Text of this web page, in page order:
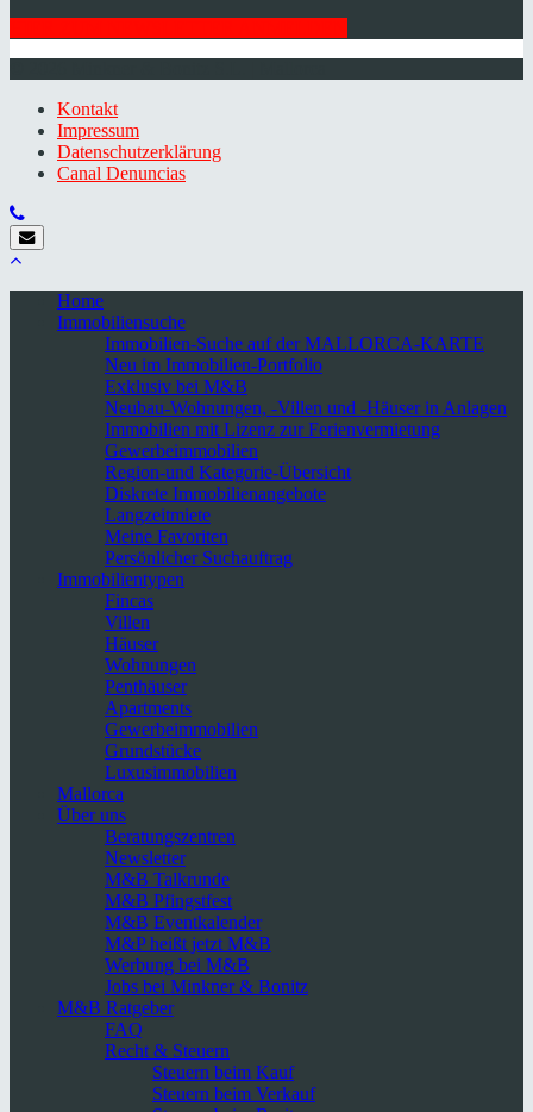
Kontakt
Impressum
Datenschutzerklärung
Canal Denuncias
Home
Immobiliensuche
Immobilien-Suche auf der MALLORCA-KARTE
Neu im Immobilien-Portfolio
Exklusiv bei M&B
Neubau-Wohnungen, -Villen und -Häuser in Anlagen
Immobilien mit Lizenz zur Ferienvermietung
Gewerbeimmobilien
Region-und Kategorie-Übersicht
Diskrete Immobilienangebote
Langzeitmiete
Meine Favoriten
Persönlicher Suchauftrag
Immobilientypen
Fincas
Villen
Häuser
Wohnungen
Penthäuser
Apartments
Gewerbeimmobilien
Grundstücke
Luxusimmobilien
Mallorca
Über uns
Beratungszentren
Newsletter
M&B Talkrunde
M&B Pfingstfest
M&B Eventkalender
M&P heißt jetzt M&B
Werbung bei M&B
Jobs bei Minkner & Bonitz
M&B Ratgeber
FAQ
Recht & Steuern
Steuern beim Kauf
Steuern beim Verkauf